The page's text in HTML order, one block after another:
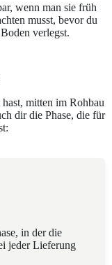
wenn man sie früh
musst, bevor du
verlegst.
mitten im Rohbau
dir die Phase, die für
in der die
jeder Lieferung